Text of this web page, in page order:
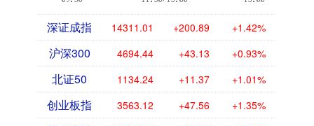
深证成指 14311.01 +200.89 +1.42%
沪深300 4694.44 +43.13 +0.93%
北证50 1134.24 +11.37 +1.01%
创业板指 3563.12 +47.56 +1.35%